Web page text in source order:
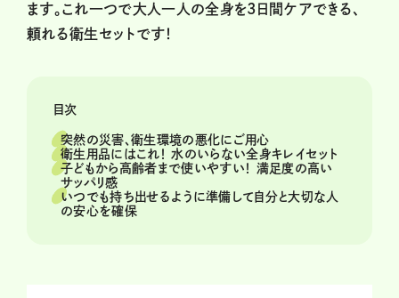
ます。これ一つで大人一人の全身を3日間ケアできる、
頼れる衛生セットです！
目次
突然の災害、衛生環境の悪化にご用心
衛生用品にはこれ！ 水のいらない全身キレイセット
子どもから高齢者まで使いやすい！ 満足度の高い
サッパリ感
いつでも持ち出せるように準備して自分と大切な人
の安心を確保